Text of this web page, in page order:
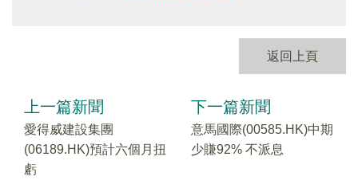
返回上頁
上一篇新聞
愛得威建設集團
(06189.HK)預計六個月扭
虧
下一篇新聞
意馬國際(00585.HK)中期
少賺92% 不派息